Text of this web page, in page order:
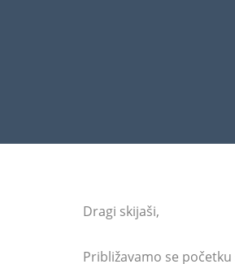
Dragi skijaši,
Približavamo se